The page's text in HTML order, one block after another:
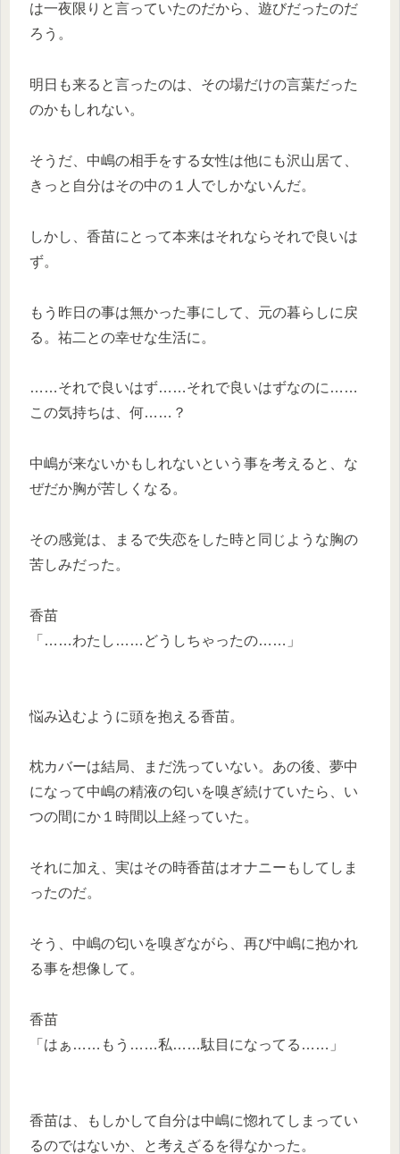
は一夜限りと言っていたのだから、遊びだったのだ
ろう。
明日も来ると言ったのは、その場だけの言葉だった
のかもしれない。
そうだ、中嶋の相手をする女性は他にも沢山居て、
きっと自分はその中の１人でしかないんだ。
しかし、香苗にとって本来はそれならそれで良いは
ず。
もう昨日の事は無かった事にして、元の暮らしに戻
る。祐二との幸せな生活に。
……それで良いはず……それで良いはずなのに……
この気持ちは、何……？
中嶋が来ないかもしれないという事を考えると、な
ぜだか胸が苦しくなる。
その感覚は、まるで失恋をした時と同じような胸の
苦しみだった。
香苗
「……わたし……どうしちゃったの……」
悩み込むように頭を抱える香苗。
枕カバーは結局、まだ洗っていない。あの後、夢中
になって中嶋の精液の匂いを嗅ぎ続けていたら、い
つの間にか１時間以上経っていた。
それに加え、実はその時香苗はオナニーもしてしま
ったのだ。
そう、中嶋の匂いを嗅ぎながら、再び中嶋に抱かれ
る事を想像して。
香苗
「はぁ……もう……私……駄目になってる……」
香苗は、もしかして自分は中嶋に惚れてしまってい
るのではないか、と考えざるを得なかった。